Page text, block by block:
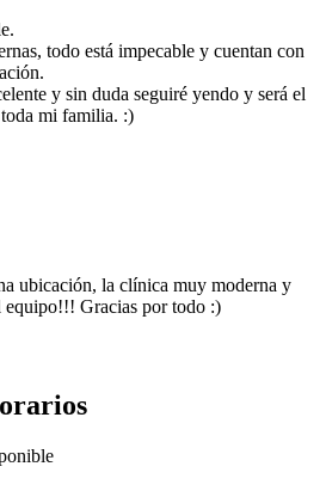
todo está impecable y cuentan con
y sin duda seguiré yendo y será el
mi familia. :)
ubicación, la clínica muy moderna y
equipo!!! Gracias por todo :)